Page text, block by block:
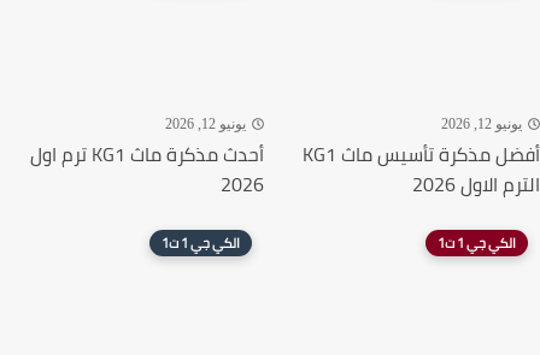
12, 2026
أفضل مذكرة تأسيس ماث KG1
الاول 2026
يونيو 12, 2026
أحدث مذكرة ماث KG1 ترم اول
2026
الكي جي 1 ت1 الكي جي 1 ت1